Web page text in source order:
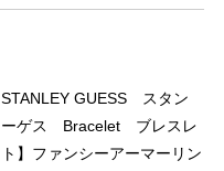
STANLEY GUESS スタン
ーゲス Bracelet ブレスレ
ト】ファンシーアーマーリン